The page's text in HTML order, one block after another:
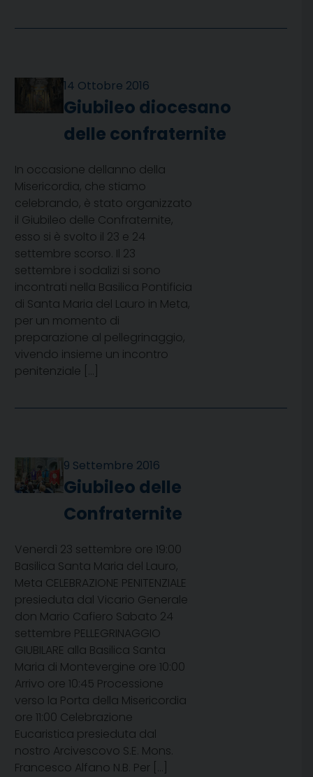
14 Ottobre 2016
Giubileo diocesano
delle confraternite
In occasione dellanno della
Misericordia, che stiamo
celebrando, è stato organizzato
il Giubileo delle Confraternite,
esso si è svolto il 23 e 24
settembre scorso. Il 23
settembre i sodalizi si sono
incontrati nella Basilica Pontificia
di Santa Maria del Lauro in Meta,
per un momento di
preparazione al pellegrinaggio,
vivendo insieme un incontro
penitenziale […]
9 Settembre 2016
Giubileo delle
Confraternite
Venerdì 23 settembre ore 19:00
Basilica Santa Maria del Lauro,
Meta CELEBRAZIONE PENITENZIALE
presieduta dal Vicario Generale
don Mario Cafiero Sabato 24
settembre PELLEGRINAGGIO
GIUBILARE alla Basilica Santa
Maria di Montevergine ore 10:00
Arrivo ore 10:45 Processione
verso la Porta della Misericordia
ore 11:00 Celebrazione
Eucaristica presieduta dal
nostro Arcivescovo S.E. Mons.
Francesco Alfano N.B. Per […]